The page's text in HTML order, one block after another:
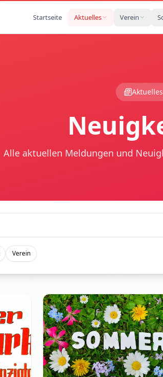
Startseite Aktuelles Verein
Aktuelles
Alle aktuellen Meldungen und
Verein